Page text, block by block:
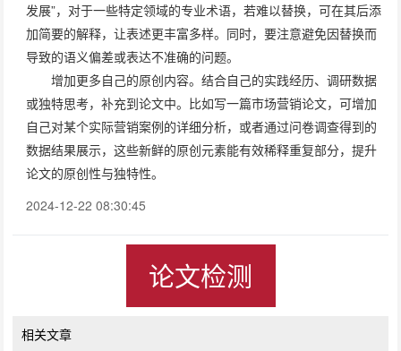
发展”，对于一些特定领域的专业术语，若难以替换，可在其后添
加简要的解释，让表述更丰富多样。同时，要注意避免因替换而
导致的语义偏差或表达不准确的问题。
增加更多自己的原创内容。结合自己的实践经历、调研数据
或独特思考，补充到论文中。比如写一篇市场营销论文，可增加
自己对某个实际营销案例的详细分析，或者通过问卷调查得到的
数据结果展示，这些新鲜的原创元素能有效稀释重复部分，提升
论文的原创性与独特性。
2024-12-22 08:30:45
论文检测
相关文章